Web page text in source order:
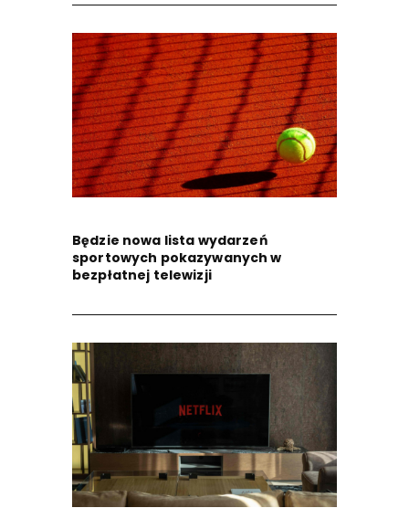
Będzie nowa lista wydarzeń
sportowych pokazywanych w
bezpłatnej telewizji